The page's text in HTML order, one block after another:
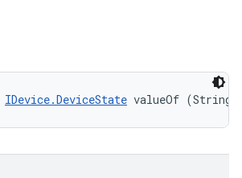
IDevice.DeviceState valueOf (String